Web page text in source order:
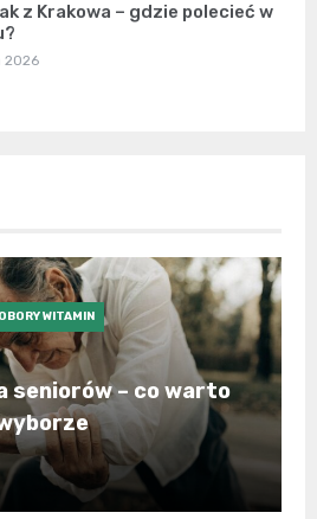
z Krakowa – gdzie polecieć w
2026
WITAMIN
seniorów – co warto